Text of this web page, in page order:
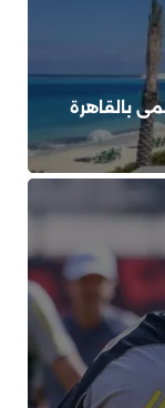
بالقاهرة